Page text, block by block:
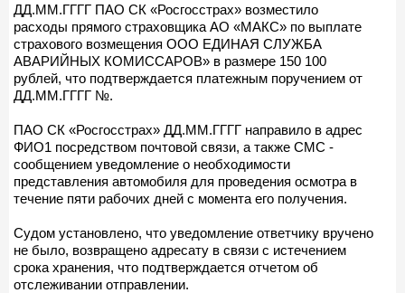
ДД.ММ.ГГГГ ПАО СК «Росгосстрах» возместило
расходы прямого страховщика АО «МАКС» по выплате
страхового возмещения ООО ЕДИНАЯ СЛУЖБА
АВАРИЙНЫХ КОМИССАРОВ» в размере 150 100
рублей, что подтверждается платежным поручением от
ДД.ММ.ГГГГ №.
ПАО СК «Росгосстрах» ДД.ММ.ГГГГ направило в адрес
ФИО1 посредством почтовой связи, а также СМС -
сообщением уведомление о необходимости
представления автомобиля для проведения осмотра в
течение пяти рабочих дней с момента его получения.
Судом установлено, что уведомление ответчику вручено
не было, возвращено адресату в связи с истечением
срока хранения, что подтверждается отчетом об
отслеживании отправлении.